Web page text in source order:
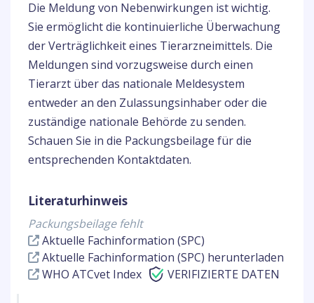
Die Meldung von Nebenwirkungen ist wichtig.
Sie ermöglicht die kontinuierliche Überwachung
der Verträglichkeit eines Tierarzneimittels. Die
Meldungen sind vorzugsweise durch einen
Tierarzt über das nationale Meldesystem
entweder an den Zulassungsinhaber oder die
zuständige nationale Behörde zu senden.
Schauen Sie in die Packungsbeilage für die
entsprechenden Kontaktdaten.
Literaturhinweis
Packungsbeilage fehlt
Aktuelle Fachinformation (SPC)
Aktuelle Fachinformation (SPC) herunterladen
WHO ATCvet Index
VERIFIZIERTE DATEN